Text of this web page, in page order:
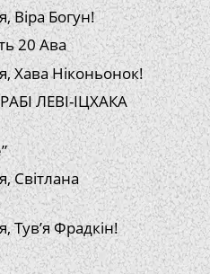
Віра Богун!
20 Ава
Хава Ніконьонок!
ЛЕВІ-ІЦХАКА
Світлана
Фрадкін!